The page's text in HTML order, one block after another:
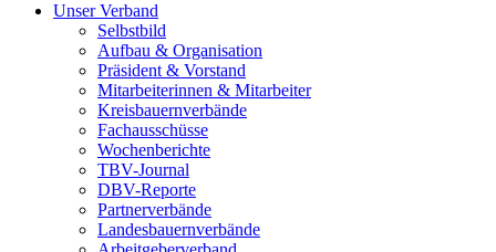
Unser Verband
Selbstbild
Aufbau & Organisation
Präsident & Vorstand
Mitarbeiterinnen & Mitarbeiter
Kreisbauernverbände
Fachausschüsse
Wochenberichte
TBV-Journal
DBV-Reporte
Partnerverbände
Landesbauernverbände